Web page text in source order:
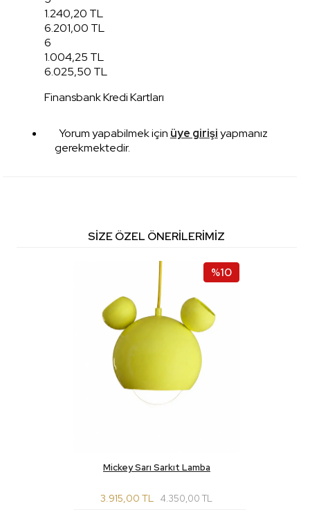
1.240,20 TL
6.201,00 TL
6
1.004,25 TL
6.025,50 TL
Finansbank Kredi Kartları
Yorum yapabilmek için üye girişiyapmanız
gerekmektedir.
SIZE ÖZEL ÖNERILERIMIZ
Mickey Sarı Sarkıt Lamba
3.915,00 TL 4.350,00 TL
%10